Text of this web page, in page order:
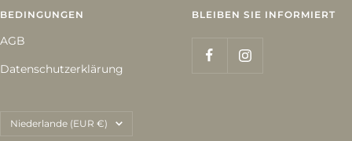
BEDINGUNGEN
AGB
Datenschutzerklärung
BLEIBEN SIE INFORMIERT
Land/Region
Niederlande (EUR €)